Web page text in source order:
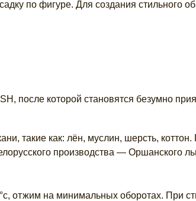
по фигуре. Для создания стильного
после которой становятся безумно
такие как: лён, муслин, шерсть,
производства — Оршанского
отжим на минимальных оборотах. При